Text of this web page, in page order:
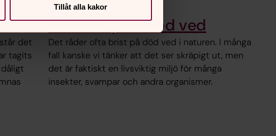
Tillåt alla kakor
det
tagits
Faunadepå / död ved
Det råder ofta brist på död ved i naturen. I många
fall kanske vi tänker att det ser skräpigt ut, men
det är faktiskt en livsviktig miljö för många
insekter, svampar och andra organismer.